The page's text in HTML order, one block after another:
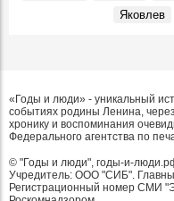
Яковлев
«Годы и люди» - уникальный
событиях родины Ленина,
хронику и воспоминания
Федерального агентства по
© "Годы и люди", годы-и-
Учредитель: ООО "СИБ".
Регистрационный номер СМИ